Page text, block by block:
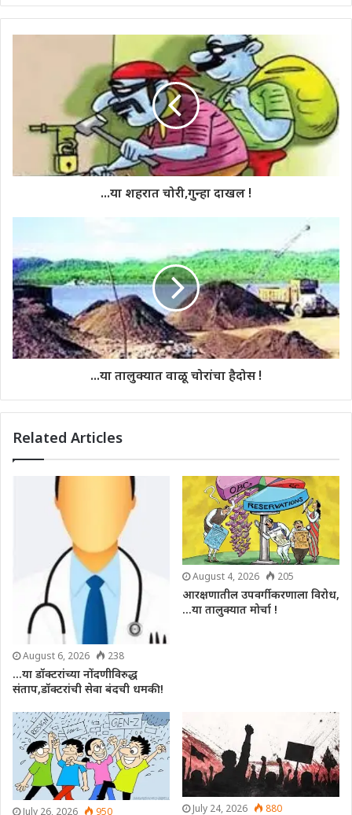
...या शहरात चोरी,गुन्हा दाखल !
...या तालुक्यात वाळू चोरांचा हैदोस !
Related Articles
August 6, 2026 238
…या डॉक्टरांच्या नोंदणीविरुद्ध
संताप,डॉक्टरांची सेवा बंदची धमकी!
August 4, 2026 205
आरक्षणातील उपवर्गीकरणाला विरोध,
…या तालुक्यात मोर्चा !
July 26, 2026 950 July 24, 2026 880